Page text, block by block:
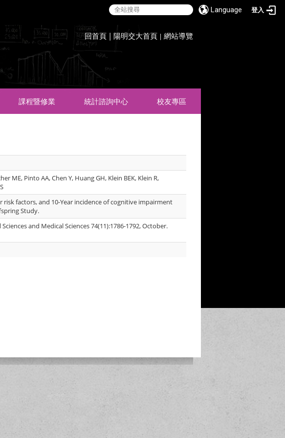
Language 登入
回首頁 | 陽明交大首頁 |網站導覽
課程暨修業 統計諮詢中心 校友專區
ME, Pinto AA, Chen Y, Huang GH, Klein BEK, Klein R,
factors, and 10-Year incidence of cognitive impairment
Study.
and Medical Sciences 74(11):1786-1792, October.